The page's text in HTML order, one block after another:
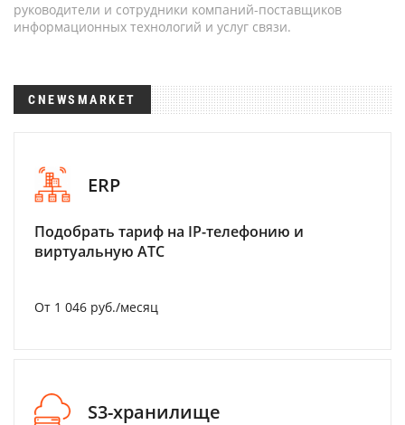
руководители и сотрудники компаний-поставщиков
информационных технологий и услуг связи.
CNEWSMARKET
ERP
Подобрать тариф на IP-телефонию и
виртуальную АТС
От 1 046 руб./месяц
S3-хранилище